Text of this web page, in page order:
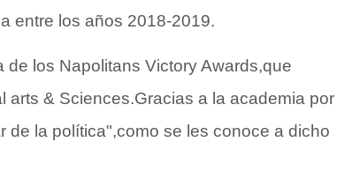
entre los años 2018-2019.
de los Napolitans Victory Awards,que
arts & Sciences.Gracias a la academia por
de la política",como se les conoce a dicho